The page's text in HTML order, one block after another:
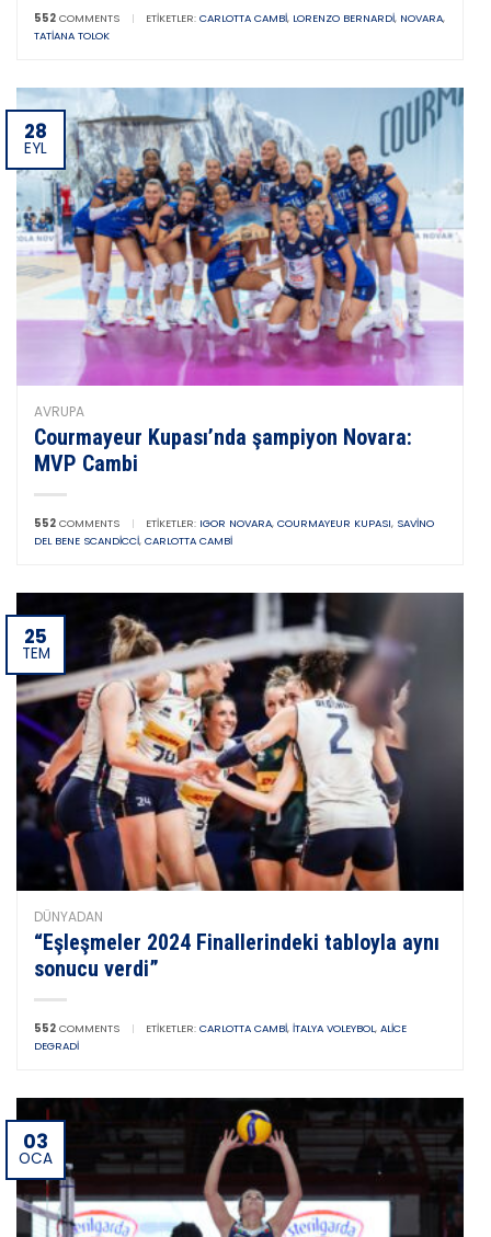
552 COMMENTS | ETIKETLER: CARLOTTA CAMBI, LORENZO BERNARDI, NOVARA,
TATIANA TOLOK
28
EYL
AVRUPA
Courmayeur Kupası’nda şampiyon Novara:
MVP Cambi
552 COMMENTS | ETIKETLER: IGOR NOVARA, COURMAYEUR KUPASI, SAVINO
DEL BENE SCANDICCI, CARLOTTA CAMBI
25
TEM
DÜNYADAN
“Eşleşmeler 2024 Finallerindeki tabloyla aynı
sonucu verdi”
552 COMMENTS | ETIKETLER: CARLOTTA CAMBI, İTALYA VOLEYBOL, ALICE
DEGRADI
03
OCA